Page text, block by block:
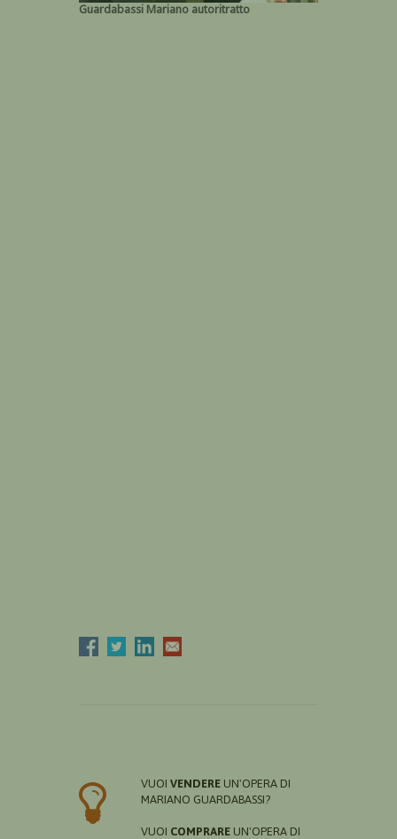
Guardabassi Mariano autoritratto
VUOI VENDERE UN'OPERA DI
MARIANO GUARDABASSI?
VUOI COMPRARE UN'OPERA DI